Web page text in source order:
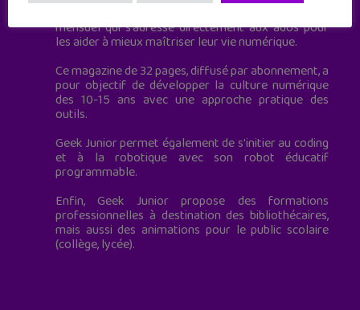
mensuel qui s’adresse directement aux ados pour
les aider à mieux maîtriser leur vie numérique.
Ce magazine de 32 pages, diffusé par abonnement, a
pour objectif de développer la culture numérique
des 10-15 ans avec une approche pratique des
outils.
Geek Junior permet également de s'initier au coding
et à la robotique avec son robot éducatif
programmable.
Enfin, Geek Junior propose des formations
professionnelles à destination des bibliothécaires,
mais aussi des animations pour le public scolaire
(collège, lycée).